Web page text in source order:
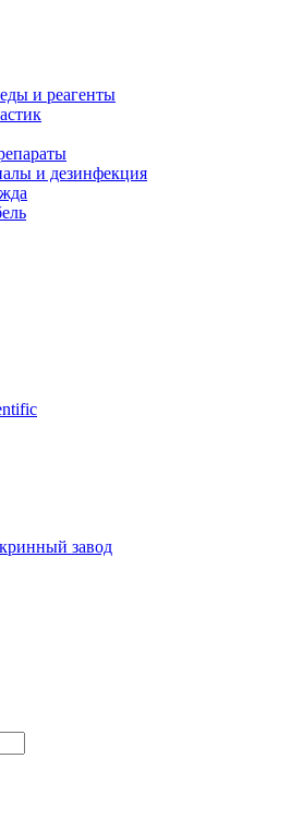
и реагенты
и дезинфекция
завод